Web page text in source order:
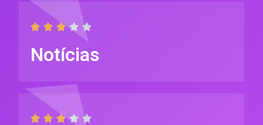
    
Notícias
    